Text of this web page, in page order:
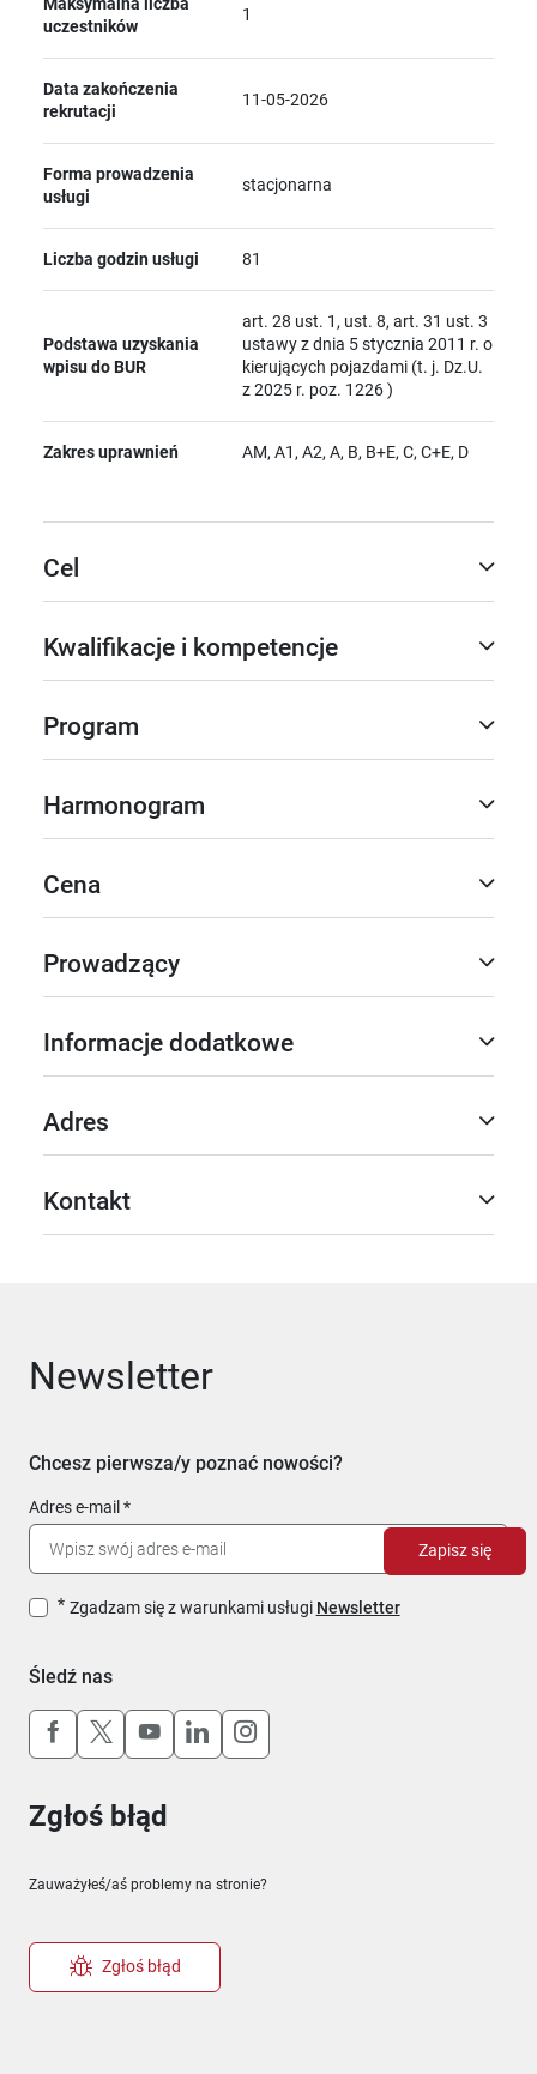
uczestników
1
Data zakończenia
rekrutacji
11-05-2026
Forma prowadzenia
usługi
stacjonarna
Liczba godzin usługi 81
Podstawa uzyskania
wpisu do BUR
art. 28 ust. 1, ust. 8, art. 31 ust. 3
ustawy z dnia 5 stycznia 2011 r. o
kierujących pojazdami (t. j. Dz.U.
z 2025 r. poz. 1226 )
Zakres uprawnień AM, A1, A2, A, B, B+E, C, C+E, D
Cel
Kwalifikacje i kompetencje
Program
Harmonogram
Cena
Prowadzący
Informacje dodatkowe
Adres
Kontakt
Newsletter
Chcesz pierwsza/y poznać nowości?
Adres e-mail
Zgadzam się z warunkami usługi Newsletter
Zapisz się
Śledź nas
Uwaga, link otworzy się w nowym oknie
Uwaga, link otworzy się w nowym oknie
Uwaga, link otworzy się w nowym
Uwaga, link otworzy się w
Uwaga, link otworzy się w
Zgłoś błąd
Zauważyłeś/aś problemy na stronie?
Zgłoś błąd